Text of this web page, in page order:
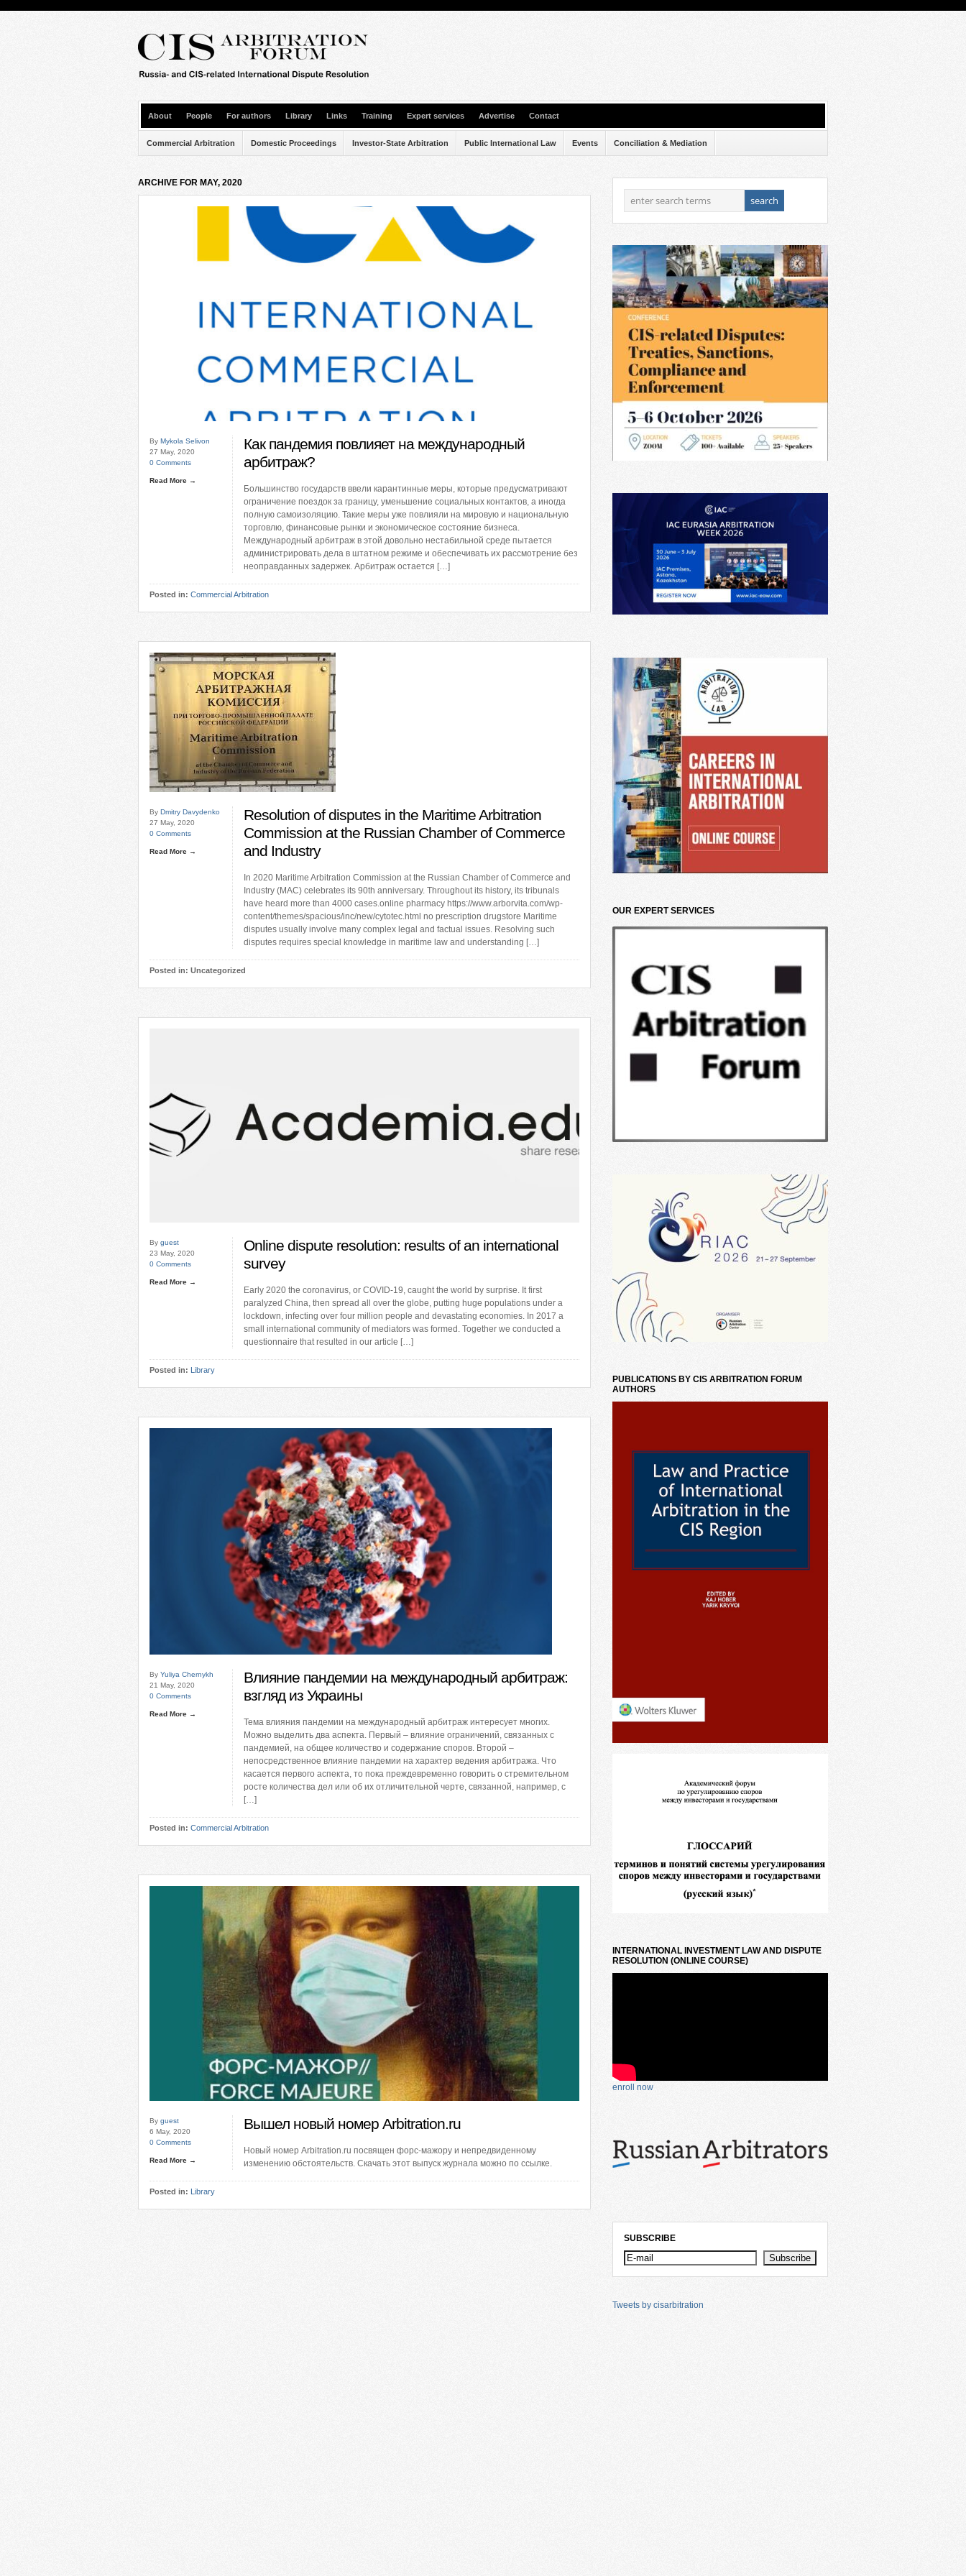
About People For authors Library Links Training Expert services Advertise Contact
Commercial Arbitration Domestic Proceedings Investor-State Arbitration Public International Law Events Conciliation & Mediation
ARCHIVE FOR MAY, 2020
By Mykola Selivon
27 May, 2020
0 Comments
Read More →
Как пандемия повлияет на международный
арбитраж?
Большинство государств ввели карантинные меры, которые предусматривают
ограничение поездок за границу, уменьшение социальных контактов, а иногда
полную самоизоляцию. Такие меры уже повлияли на мировую и национальную
торговлю, финансовые рынки и экономическое состояние бизнеса.
Международный арбитраж в этой довольно нестабильной среде пытается
администрировать дела в штатном режиме и обеспечивать их рассмотрение без
неоправданных задержек. Арбитраж остается […]
Posted in: Commercial Arbitration
By Dmitry Davydenko
27 May, 2020
0 Comments
Read More →
Resolution of disputes in the Maritime Arbitration
Commission at the Russian Chamber of Commerce
and Industry
In 2020 Maritime Arbitration Commission at the Russian Chamber of Commerce and
Industry (MAC) celebrates its 90th anniversary. Throughout its history, its tribunals
have heard more than 4000 cases.online pharmacy https://www.arborvita.com/wp-
content/themes/spacious/inc/new/cytotec.html no prescription drugstore Maritime
disputes usually involve many complex legal and factual issues. Resolving such
disputes requires special knowledge in maritime law and understanding […]
Posted in: Uncategorized
By guest
23 May, 2020
0 Comments
Read More →
Online dispute resolution: results of an international
survey
Early 2020 the coronavirus, or COVID-19, caught the world by surprise. It first
paralyzed China, then spread all over the globe, putting huge populations under a
lockdown, infecting over four million people and devastating economies. In 2017 a
small international community of mediators was formed. Together we conducted a
questionnaire that resulted in our article […]
Posted in: Library
By Yuliya Chernykh
21 May, 2020
0 Comments
Read More →
Влияние пандемии на международный арбитраж:
взгляд из Украины
Тема влияния пандемии на международный арбитраж интересует многих.
Можно выделить два аспекта. Первый – влияние ограничений, связанных с
пандемией, на общее количество и содержание споров. Второй –
непосредственное влияние пандемии на характер ведения арбитража. Что
касается первого аспекта, то пока преждевременно говорить о стремительном
росте количества дел или об их отличительной черте, связанной, например, с
[…]
Posted in: Commercial Arbitration
By guest
6 May, 2020
0 Comments
Read More →
Вышел новый номер Arbitration.ru
Новый номер Arbitration.ru посвящен форс-мажору и непредвиденному
изменению обстоятельств. Скачать этот выпуск журнала можно по ссылке.
Posted in: Library
OUR EXPERT SERVICES
PUBLICATIONS BY CIS ARBITRATION FORUM
AUTHORS
INTERNATIONAL INVESTMENT LAW AND DISPUTE
RESOLUTION (ONLINE COURSE)
enroll now
SUBSCRIBE
Tweets by cisarbitration